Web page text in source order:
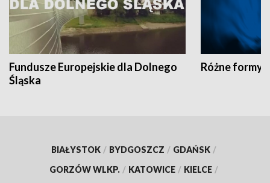
Fundusze Europejskie dla Dolnego
Śląska
Różne formy
BIAŁYSTOK / BYDGOSZCZ / GDAŃSK /
GORZÓW WLKP. / KATOWICE / KIELCE /